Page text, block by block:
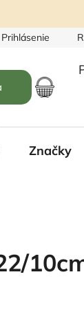
Prihlásenie
Značky